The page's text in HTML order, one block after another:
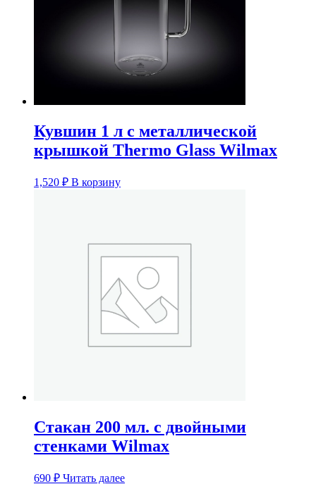
Кувшин 1 л с металлической
крышкой Thermo Glass Wilmax
1,520 ₽ В корзину
Стакан 200 мл. с двойными
стенками Wilmax
690 ₽ Читать далее